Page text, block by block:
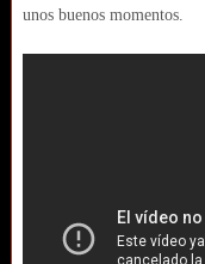
unos buenos momentos.